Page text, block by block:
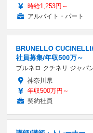
時給1,253円～
アルバイト・パート
BRUNELLO
社員募集/年収500万～
ブルネロ クチネリ ジャパ
神奈川県
年収500万円～
契約社員